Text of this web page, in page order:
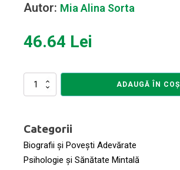
Autor: Mia Alina Sorta
46.64 Lei
Cantitate
Prizonieră
de
ADAUGĂ ÎN COȘ
Categorii
Biografii și Povești Adevărate
Psihologie și Sănătate Mintală